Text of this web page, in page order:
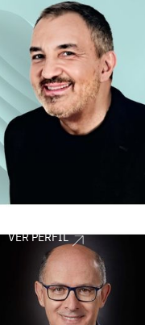
VER PERFIL